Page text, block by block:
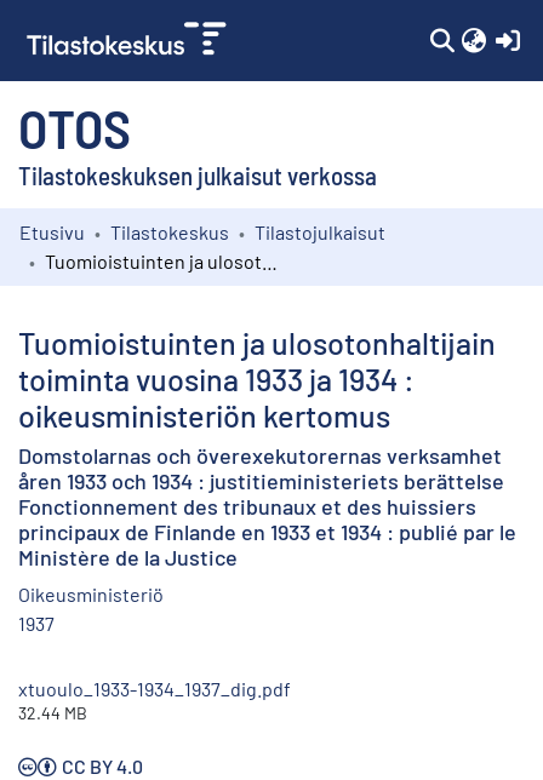
OTOS
Tilastokeskuksen julkaisut verkossa
Kokoelmat
Etusivu Tilastokeskus
Tilastojulkaisut
Tuomioistuinten ja ulosotonhaltijain
toiminta vuosina 1933 ja 1934 :
oikeusministeriön kertomus
Domstolarnas och överexekutorernas verksamhet
åren 1933 och 1934 : justitieministeriets berättelse
Fonctionnement des tribunaux et des huissiers
principaux de Finlande en 1933 et 1934 : publié par le
Ministère de la Justice
Oikeusministeriö
1937
xtuoulo_1933-1934_1937_dig.pdf
32.44 MB
CC BY 4.0